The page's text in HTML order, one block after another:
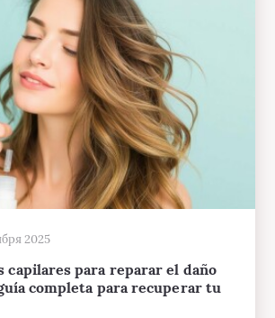
2025
para reparar el daño
completa para recuperar tu